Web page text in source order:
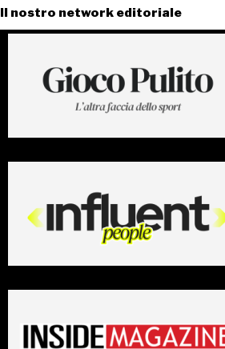
Il nostro network editoriale